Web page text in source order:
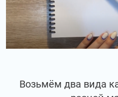
Возьмём два вида